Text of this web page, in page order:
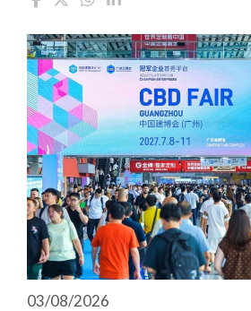
03/08/2026